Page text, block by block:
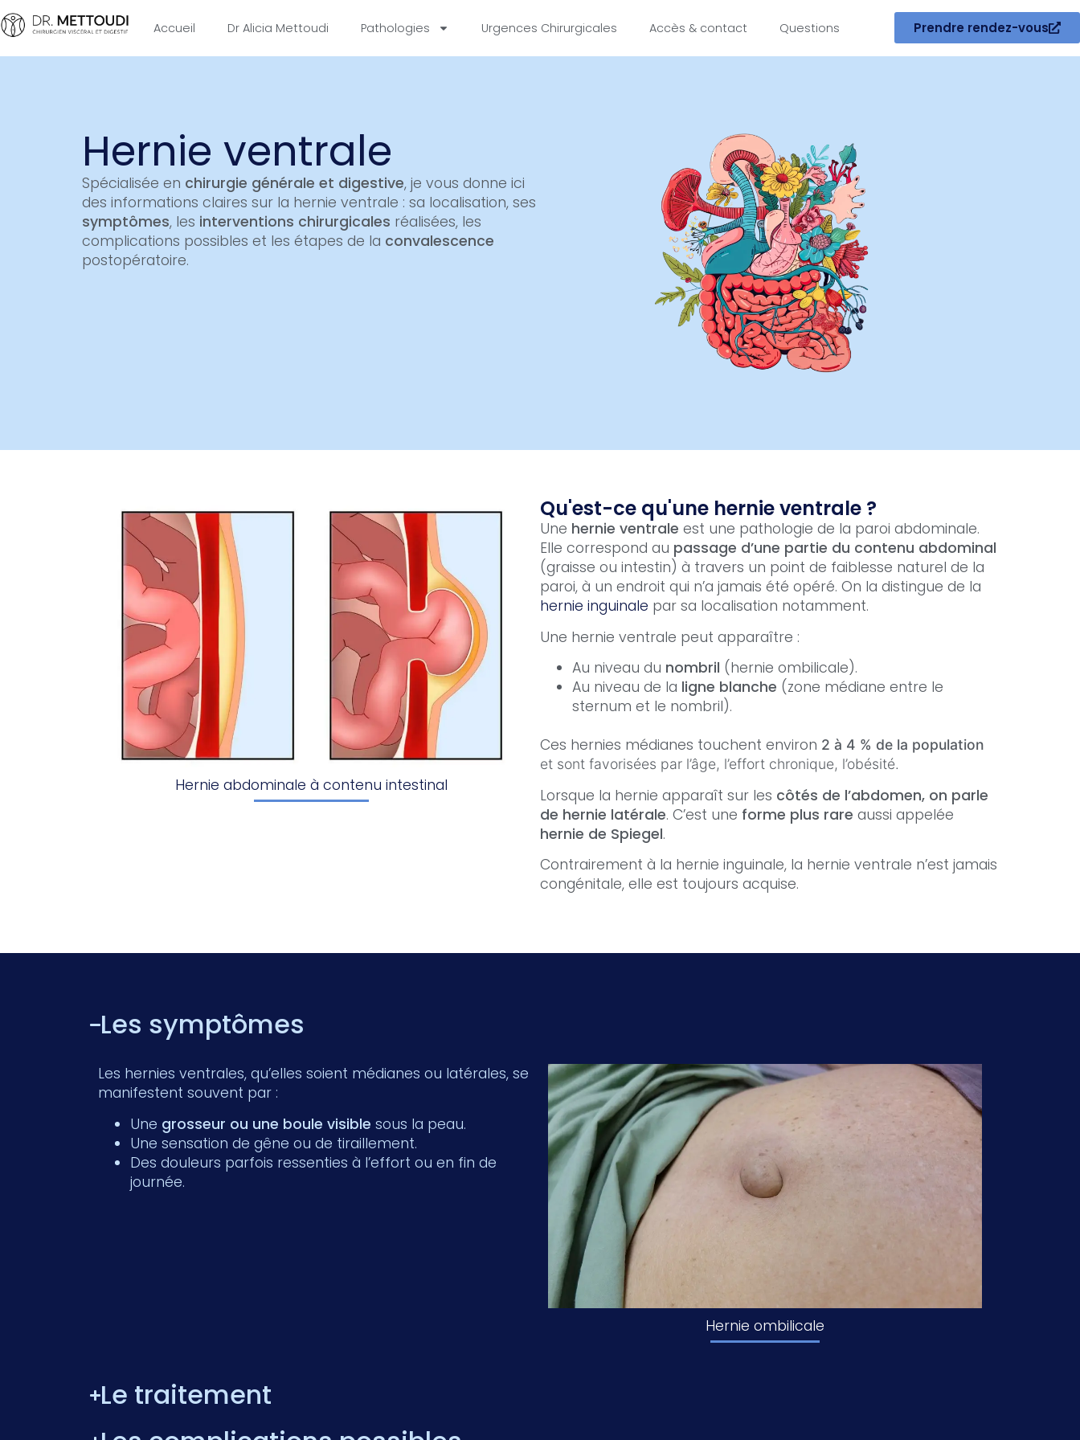
Accueil Dr Alicia Mettoudi Pathologies Urgences Chirurgicales Accès & contact Questions Prendre rendez-vous
Hernie ventrale
Spécialisée en chirurgie générale et digestive, je vous donne ici
des informations claires sur la hernie ventrale : sa localisation, ses
symptômes, les interventions chirurgicales réalisées, les
complications possibles et les étapes de la convalescence
postopératoire.
Hernie abdominale à contenu intestinal
Qu'est-ce qu'une hernie ventrale ?
Une hernie ventrale est une pathologie de la paroi abdominale.
Elle correspond au passage d’une partie du contenu abdominal
(graisse ou intestin) à travers un point de faiblesse naturel de la
paroi, à un endroit qui n’a jamais été opéré. On la distingue de la
hernie inguinale par sa localisation notamment.
Une hernie ventrale peut apparaître :
Au niveau du nombril (hernie ombilicale).
Au niveau de la ligne blanche (zone médiane entre le
sternum et le nombril).
Ces hernies médianes touchent environ 2 à 4 % de la population
et sont favorisées par l’âge, l’effort chronique, l’obésité.
Lorsque la hernie apparaît sur les côtés de l’abdomen, on parle
de hernie latérale. C’est une forme plus rare aussi appelée
hernie de Spiegel.
Contrairement à la hernie inguinale, la hernie ventrale n’est jamais
congénitale, elle est toujours acquise.
Les symptômes
Les hernies ventrales, qu’elles soient médianes ou latérales, se
manifestent souvent par :
Une grosseur ou une boule visible sous la peau.
Une sensation de gêne ou de tiraillement.
Des douleurs parfois ressenties à l’effort ou en fin de
journée.
Hernie ombilicale
Le traitement